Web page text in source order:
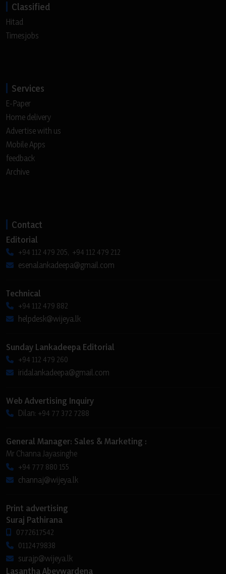
Classified
Hitad
Timesjobs
Services
E-Paper
Home delivery
Advertise with us
Mobile Apps
feedback
Archive
Contact
Editorial
+94 112 479 205, +94 112 479 212
esenalankadeepa@gmail.com
Technical
+94 112 479 882
helpdesk@wijeya.lk
Sunday Lankadeepa Editorial
+94 112 479 260
iridalankadeepa@gmail.com
Web Advertising Inquiry
Dilan: +94 77 372 7288
General Manager: Sales & Marketing :
Mr Channa Jayasinghe
+94 777 880 155
channaj@wijeya.lk
Print advertising
Suraj Pathirana
0772617542
0112479838
surajp@wijeya.lk
Lasantha Abeywardena